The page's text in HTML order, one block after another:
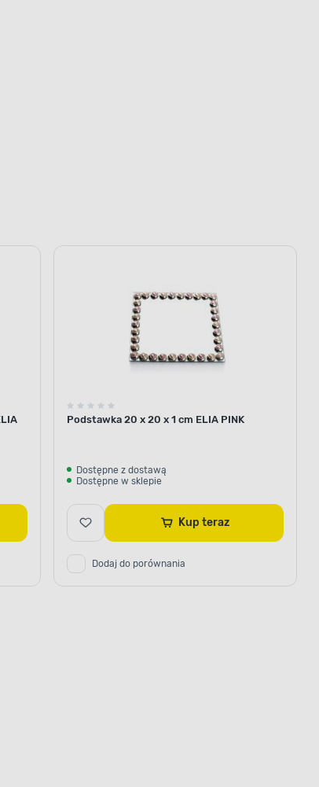
Podstawka 20 x 20 x 1 cm ELIA PINK
Dostępne z dostawą
Dostępne w sklepie
Kup teraz
Dodaj do porównania